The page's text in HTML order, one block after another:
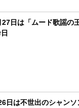
27日は「ムード歌謡の
日は不世出のシャン